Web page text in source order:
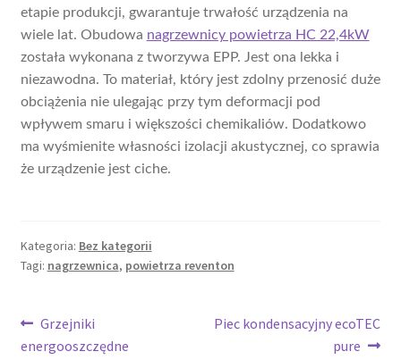
etapie produkcji, gwarantuje trwałość urządzenia na
wiele lat. Obudowa nagrzewnicy powietrza HC 22,4kW
została wykonana z tworzywa EPP. Jest ona lekka i
niezawodna. To materiał, który jest zdolny przenosić duże
obciążenia nie ulegając przy tym deformacji pod
wpływem smaru i większości chemikaliów. Dodatkowo
ma wyśmienite własności izolacji akustycznej, co sprawia
że urządzenie jest ciche.
Kategoria: Bez kategorii
Tagi: nagrzewnica, powietrza reventon
Nawigacja
Poprzedni
wpis:
Grzejniki
energooszczędne
Następny
Piec kondensacyjny ecoTEC
pure